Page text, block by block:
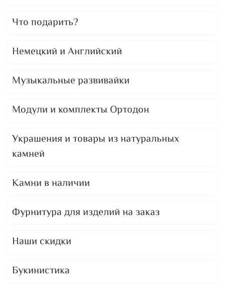
Что подарить?
Немецкий и Английский
Музыкальные развивайки
Модули и комплекты Ортодон
Украшения и товары из натуральных
камней
Камни в наличии
Фурнитура для изделий на заказ
Наши скидки
Букинистика